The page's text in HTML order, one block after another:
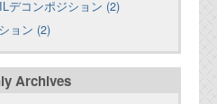
デコンポジション (2)
ョン (2)
Archives